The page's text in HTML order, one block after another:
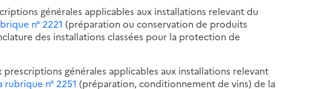
générales applicables aux installations relevant du
n° 2221 (préparation ou conservation de produits
des installations classées pour la protection de
prescriptions générales applicables aux installations relevant
rubrique n° 2251 (préparation, conditionnement de vins) de la